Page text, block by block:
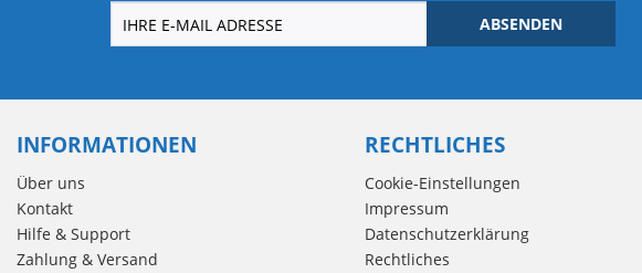
ABSENDEN
INFORMATIONEN
Über uns
Kontakt
Hilfe & Support
Zahlung & Versand
RECHTLICHES
Cookie-Einstellungen
Impressum
Datenschutzerklärung
Rechtliches